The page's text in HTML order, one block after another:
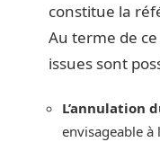
constitue la
Au terme de
issues sont
L’annulation
envisageable à